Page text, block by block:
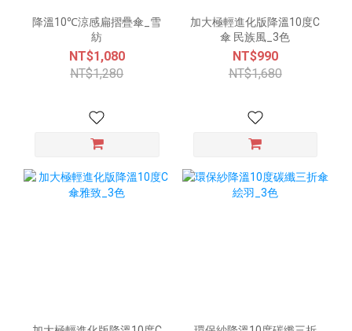
降溫10℃涼感扁摺疊傘_雪
紡
NT$1,080
NT$1,280
加大極輕進化版降溫10度C
傘 民族風_3色
NT$990
NT$1,680